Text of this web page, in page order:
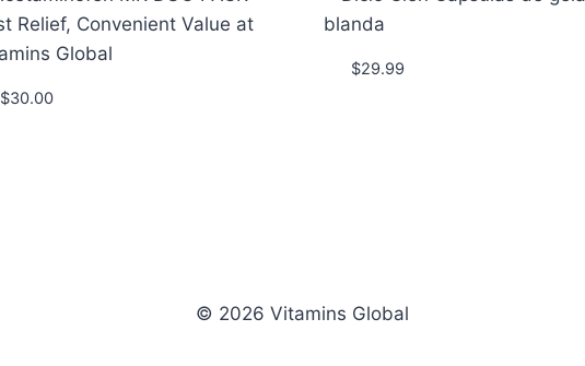
$30.00
$29.99
© 2026 Vitamins Global